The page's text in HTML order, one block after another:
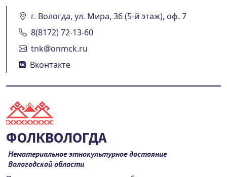
г. Вологда, ул. Мира, 36 (5-й этаж), оф. 7
8(8172) 72-13-60
tnk@onmck.ru
Вконтакте
ФОЛКВОЛОГДА
Нематериальное этнокультурное достояние
Вологодской области